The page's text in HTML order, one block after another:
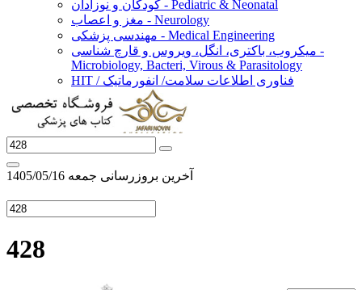
کودکان و نوزادان - Pediatric & Neonatal
مغز و اعصاب - Neurology
مهندسی پزشکی - Medical Engineering
میکروب، باکتری، انگل، ویروس و قارچ شناسی -
Microbiology, Bacteri, Virous & Parasitology
HIT / فناوری اطلاعات سلامت/ انفورماتیک
آخرین بروزرسانی جمعه 1405/05/16
428